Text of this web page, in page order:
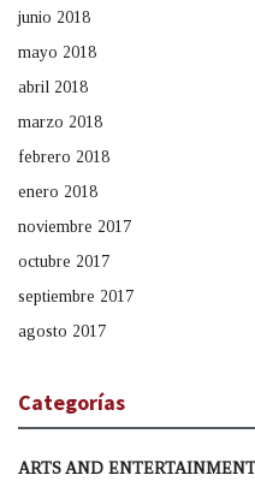
junio 2018
mayo 2018
abril 2018
marzo 2018
febrero 2018
enero 2018
noviembre 2017
octubre 2017
septiembre 2017
agosto 2017
Categorías
ARTS AND ENTERTAINMENT